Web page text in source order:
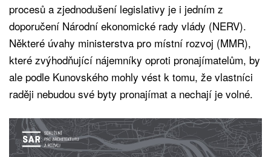
procesů a zjednodušení legislativy je i jedním z
doporučení Národní ekonomické rady vlády (NERV).
Některé úvahy ministerstva pro místní rozvoj (MMR),
které zvýhodňující nájemníky oproti pronajímatelům, by
ale podle Kunovského mohly vést k tomu, že vlastníci
raději nebudou své byty pronajímat a nechají je volné.